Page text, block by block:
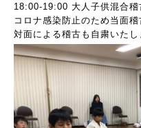
18:00-19:00 大人子供混合稽
コロナ感染防止のため当面稽
対面による稽古も自粛いたし